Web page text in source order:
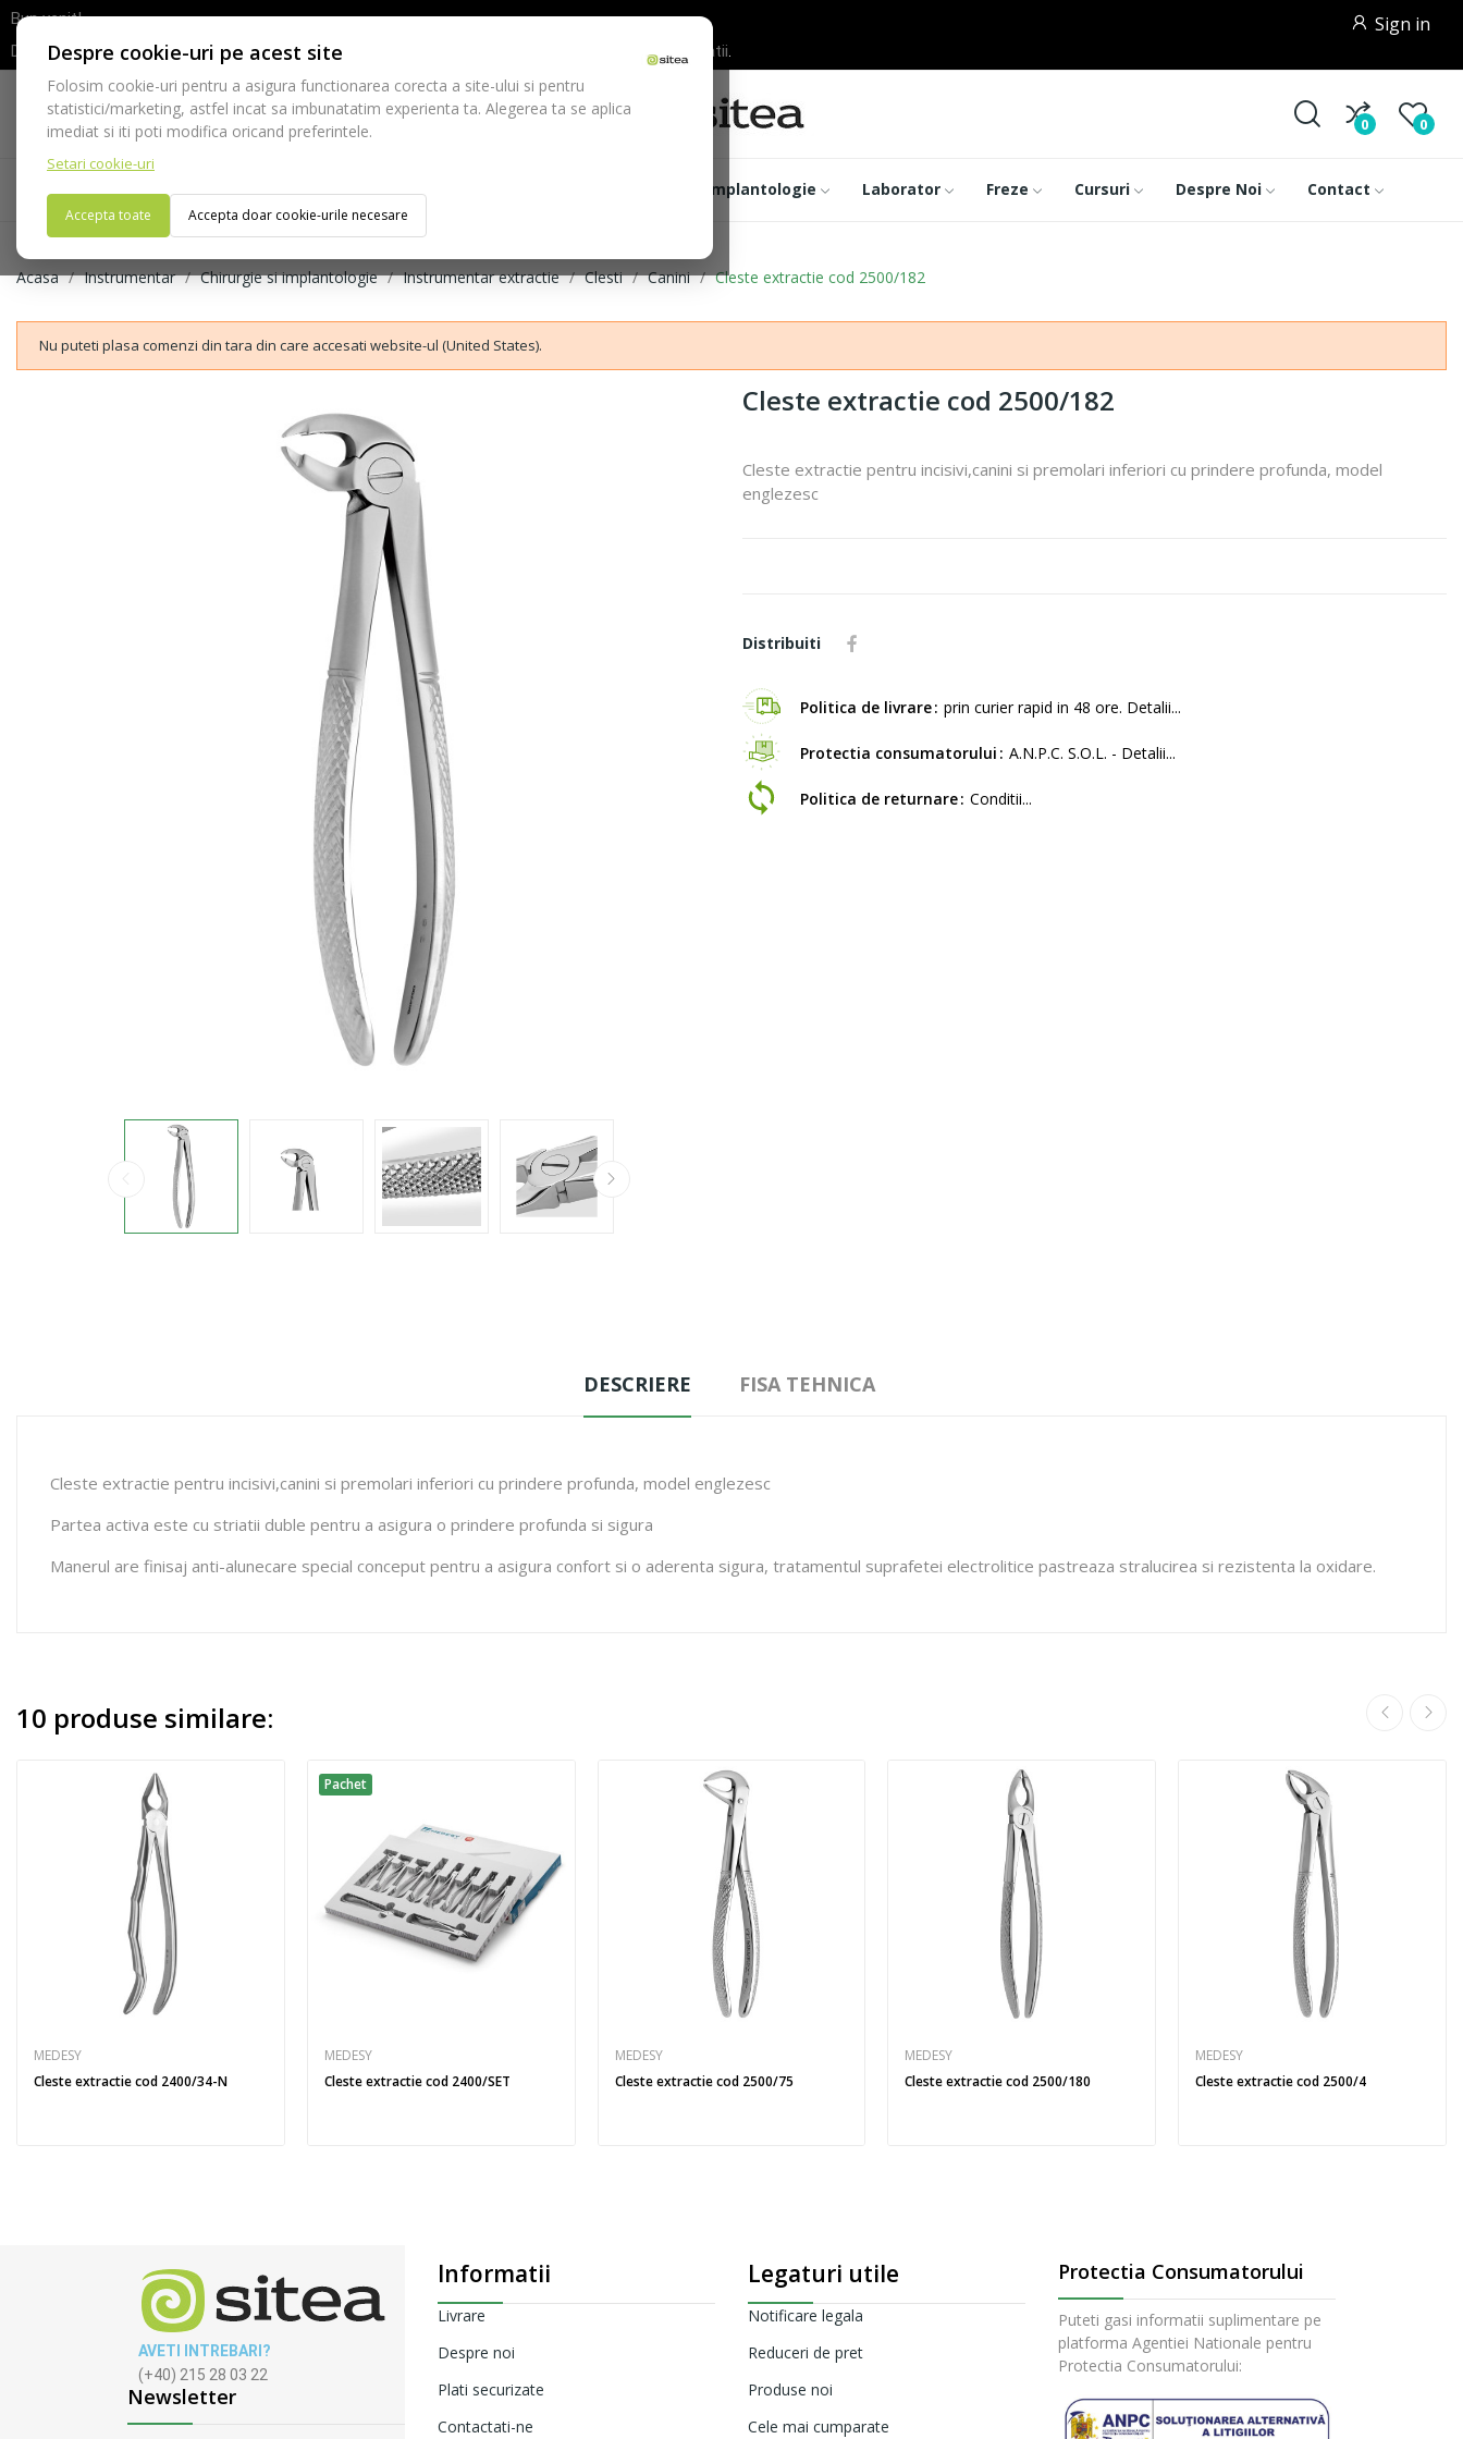
Despre cookie-uri pe acest site
Folosim cookie-uri pentru a asigura functionarea corecta a site-ului si pentru
statistici/marketing, astfel incat sa imbunatatim experienta ta. Alegerea ta se aplica
imediat si iti poti modifica oricand preferintele.
Setari cookie-uri
Accepta toate Accepta doar cookie-urile necesare
Bun venit!
Dupa efectuarea comenzii va rugam sa asteptati confirmarea stocurilor inainte de efectuarea platii.
Sign in
Telefon:
021-528 03 23
0 0
Acasa Consumabile Echipamente Implantologie Laborator Freze Cursuri Despre Noi Contact
Acasa Instrumentar Chirurgie si implantologie Instrumentar extractie Clesti Canini Cleste extractie cod 2500/182
Nu puteti plasa comenzi din tara din care accesati website-ul (United States).
Cleste extractie cod 2500/182
Cleste extractie pentru incisivi,canini si premolari inferiori cu prindere profunda, model
englezesc
Distribuiti
Politica de livrare prin curier rapid in 48 ore. Detalii...
Protectia consumatorului A.N.P.C. S.O.L. - Detalii...
Politica de returnare Conditii...
DESCRIERE FISA TEHNICA
Cleste extractie pentru incisivi,canini si premolari inferiori cu prindere profunda, model englezesc
Partea activa este cu striatii duble pentru a asigura o prindere profunda si sigura
Manerul are finisaj anti-alunecare special conceput pentru a asigura confort si o aderenta sigura, tratamentul suprafetei electrolitice pastreaza stralucirea si rezistenta la oxidare.
10 produse similare:
MEDESY
Cleste extractie cod 2400/34-N
Pachet
MEDESY
Cleste extractie cod 2400/SET
MEDESY
Cleste extractie cod 2500/75
MEDESY
Cleste extractie cod 2500/180
MEDESY
Cleste extractie cod 2500/4
AVETI INTREBARI?
(+40) 215 28 03 22
Newsletter
Informatii
Livrare
Despre noi
Plati securizate
Contactati-ne
Legaturi utile
Notificare legala
Reduceri de pret
Produse noi
Cele mai cumparate
Protectia Consumatorului
Puteti gasi informatii suplimentare pe
platforma Agentiei Nationale pentru
Protectia Consumatorului: